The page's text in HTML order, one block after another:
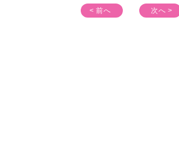
< 前へ 次へ >